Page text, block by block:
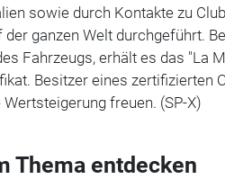
sowie durch Kontakte zu
ganzen Welt durchgeführt.
Fahrzeugs, erhält es das "La
Besitzer eines zertifizierten
freuen. (SP-X)
Thema entdecken